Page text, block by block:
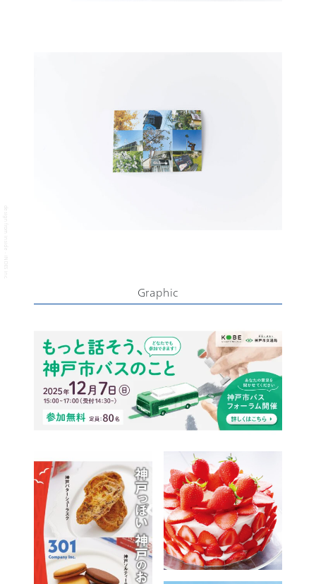
design from inside - INDES inc.
Graphic